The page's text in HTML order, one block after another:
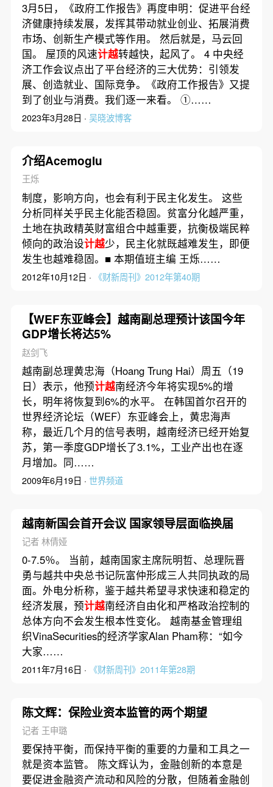
3月5日，《政府工作报告》再度申明：促进平台经
济健康持续发展，发挥其带动就业创业、拓展消费
市场、创新生产模式等作用。 然后就是，马云回
国。 屋顶的风速计越转越快，起风了。 4 中央经
济工作会议点出了平台经济的三大优势：引领发
展、创造就业、国际竞争。《政府工作报告》又提
到了创业与消费。我们逐一来看。 ①……
2023年3月28日 · 吴晓波博客
介绍Acemoglu
王烁
制度，影响方向，也会有利于民主化发生。 这些
分析同样关乎民主化能否稳固。贫富分化越严重，
土地在执政精英财富组合中越重要，抗衡极端民粹
倾向的政治设计越少，民主化就既越难发生，即便
发生也越难稳固。■ 本期值班主编 王烁……
2012年10月12日 · 《财新周刊》2012年第40期
【WEF东亚峰会】越南副总理预计该国今年
GDP增长将达5%
赵剑飞
越南副总理黄忠海（Hoang Trung Hai）周五（19
日）表示，他预计越南经济今年将实现5%的增
长，明年将恢复到6%的水平。 在韩国首尔召开的
世界经济论坛（WEF）东亚峰会上，黄忠海声
称，最近几个月的信号表明，越南经济已经开始复
苏，第一季度GDP增长了3.1%，工业产出也在逐
月增加。同……
2009年6月19日 · 世界频道
越南新国会首开会议 国家领导层面临换届
记者 林倩娅
0-7.5％。 当前，越南国家主席阮明哲、总理阮晋
勇与越共中央总书记阮富仲形成三人共同执政的局
面。外电分析称，鉴于越共希望寻求快速和稳定的
经济发展，预计越南经济自由化和严格政治控制的
总体方向不会发生根本性变化。 越南基金管理组
织VinaSecurities的经济学家Alan Pham称：“如今
大家……
2011年7月16日 · 《财新周刊》2011年第28期
陈文辉：保险业资本监管的两个期望
记者 王申璐
要保持平衡，而保持平衡的重要的力量和工具之一
就是资本监管。 陈文辉认为，金融创新的本意是
要促进金融资产流动和风险的分散，但随着金融创